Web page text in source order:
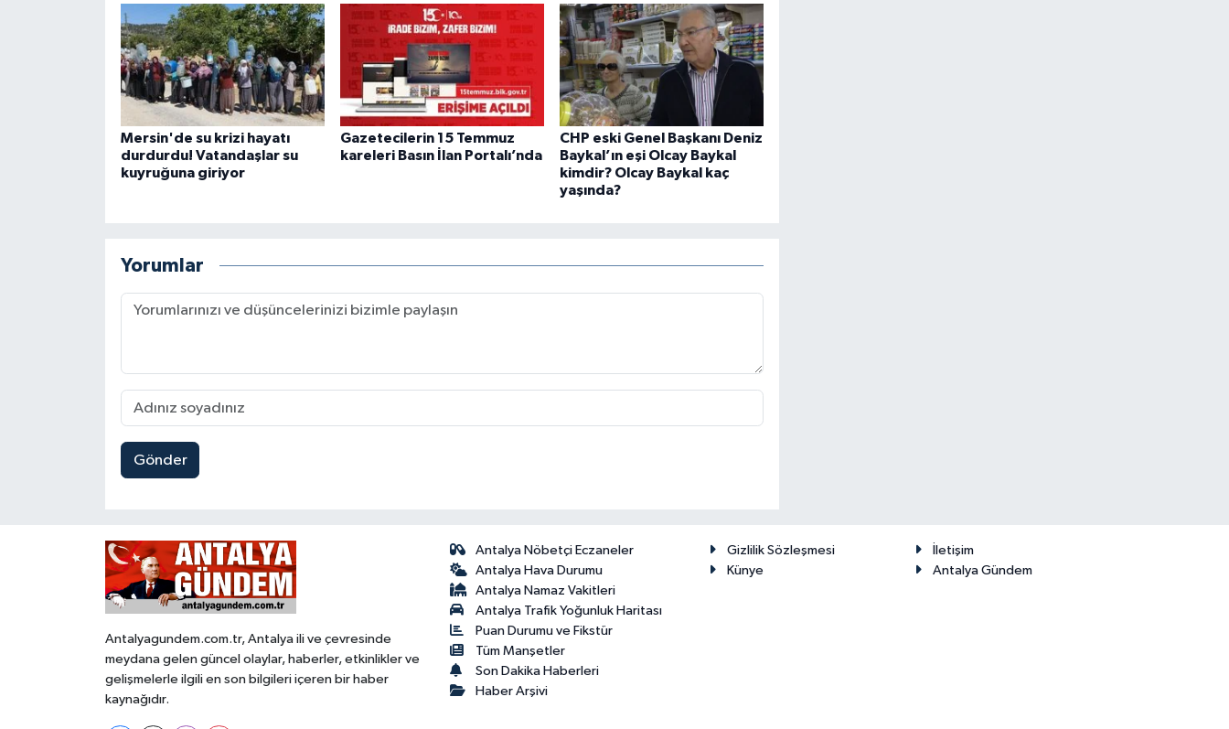
Mersin'de su krizi hayatı
durdurdu! Vatandaşlar su
kuyruğuna giriyor
Gazetecilerin 15 Temmuz
kareleri Basın İlan Portalı’nda
CHP eski Genel Başkanı Deniz
Baykal’ın eşi Olcay Baykal
kimdir? Olcay Baykal kaç
yaşında?
Yorumlar
Gönder
Antalyagundem.com.tr, Antalya ili ve çevresinde
meydana gelen güncel olaylar, haberler, etkinlikler ve
gelişmelerle ilgili en son bilgileri içeren bir haber
kaynağıdır.
Antalya Nöbetçi Eczaneler
Antalya Hava Durumu
Antalya Namaz Vakitleri
Antalya Trafik Yoğunluk Haritası
Puan Durumu ve Fikstür
Tüm Manşetler
Son Dakika Haberleri
Haber Arşivi
Gizlilik Sözleşmesi
İletişim
Künye
Antalya Gündem